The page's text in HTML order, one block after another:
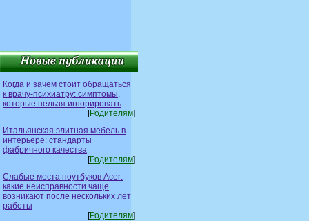
Когда и зачем стоит обращаться
к врачу-психиатру: симптомы,
которые нельзя игнорировать
[Родителям]
Итальянская элитная мебель в
интерьере: стандарты
фабричного качества
[Родителям]
Слабые места ноутбуков Acer:
какие неисправности чаще
возникают после нескольких лет
работы
[Родителям]